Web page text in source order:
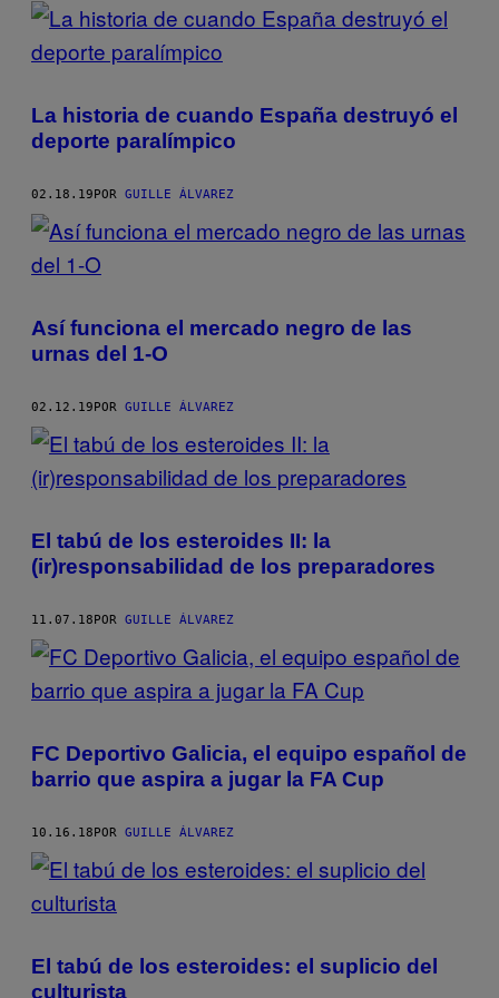
POSTS
BY
THIS
AUTHOR
La historia de cuando España destruyó el
deporte paralímpico
02.18.19POR GUILLE ÁLVAREZ
Así funciona el mercado negro de las
urnas del 1-O
02.12.19POR GUILLE ÁLVAREZ
El tabú de los esteroides II: la
(ir)responsabilidad de los preparadores
11.07.18POR GUILLE ÁLVAREZ
FC Deportivo Galicia, el equipo español de
barrio que aspira a jugar la FA Cup
10.16.18POR GUILLE ÁLVAREZ
El tabú de los esteroides: el suplicio del
culturista